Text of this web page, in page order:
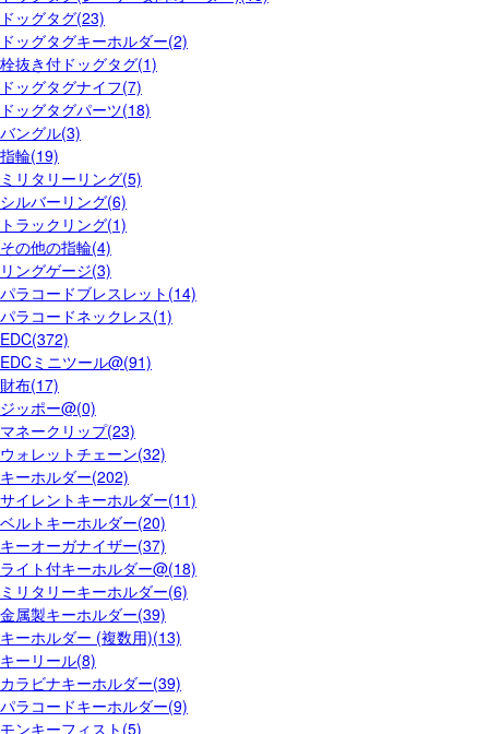
ドッグタグ(23)
ドッグタグキーホルダー(2)
栓抜き付ドッグタグ(1)
ドッグタグナイフ(7)
ドッグタグパーツ(18)
バングル(3)
指輪(19)
ミリタリーリング(5)
シルバーリング(6)
トラックリング(1)
その他の指輪(4)
リングゲージ(3)
パラコードブレスレット(14)
パラコードネックレス(1)
EDC(372)
EDCミニツール@(91)
財布(17)
ジッポー@(0)
マネークリップ(23)
ウォレットチェーン(32)
キーホルダー(202)
サイレントキーホルダー(11)
ベルトキーホルダー(20)
キーオーガナイザー(37)
ライト付キーホルダー@(18)
ミリタリーキーホルダー(6)
金属製キーホルダー(39)
キーホルダー (複数用)(13)
キーリール(8)
カラビナキーホルダー(39)
パラコードキーホルダー(9)
モンキーフィスト(5)